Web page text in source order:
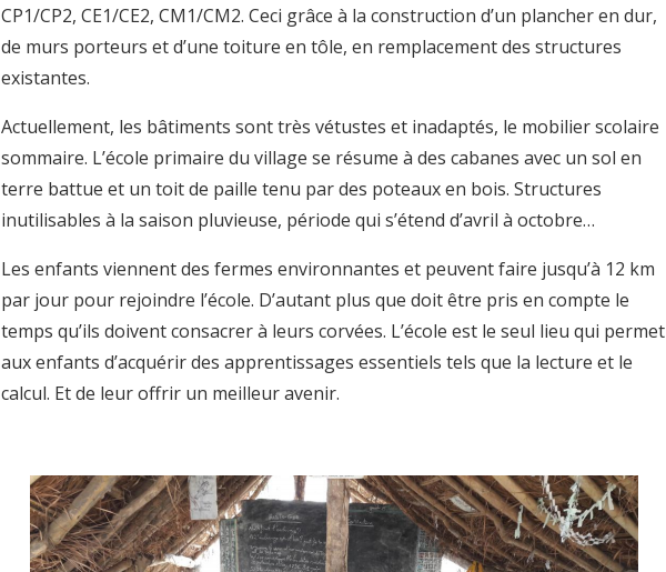
CP1/CP2, CE1/CE2, CM1/CM2. Ceci grâce à la construction d’un plancher en dur,
de murs porteurs et d’une toiture en tôle, en remplacement des structures
existantes.
Actuellement, les bâtiments sont très vétustes et inadaptés, le mobilier scolaire
sommaire. L’école primaire du village se résume à des cabanes avec un sol en
terre battue et un toit de paille tenu par des poteaux en bois. Structures
inutilisables à la saison pluvieuse, période qui s’étend d’avril à octobre…
Les enfants viennent des fermes environnantes et peuvent faire jusqu’à 12 km
par jour pour rejoindre l’école. D’autant plus que doit être pris en compte le
temps qu’ils doivent consacrer à leurs corvées. L’école est le seul lieu qui permet
aux enfants d’acquérir des apprentissages essentiels tels que la lecture et le
calcul. Et de leur offrir un meilleur avenir.